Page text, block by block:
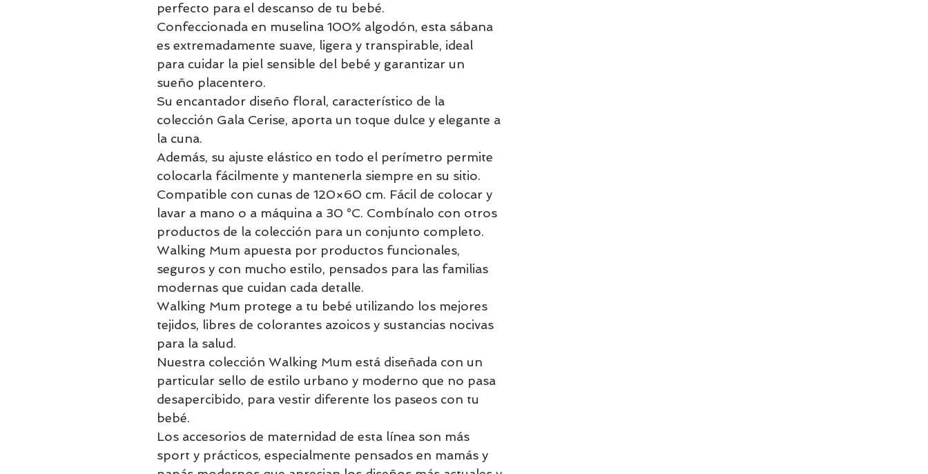
perfecto para el descanso de tu bebé.
Confeccionada en muselina 100% algodón, esta sábana
es extremadamente suave, ligera y transpirable, ideal
para cuidar la piel sensible del bebé y garantizar un
sueño placentero.
Su encantador diseño floral, característico de la
colección Gala Cerise, aporta un toque dulce y elegante a
la cuna.
Además, su ajuste elástico en todo el perímetro permite
colocarla fácilmente y mantenerla siempre en su sitio.
Compatible con cunas de 120×60 cm. Fácil de colocar y
lavar a mano o a máquina a 30 °C. Combínalo con otros
productos de la colección para un conjunto completo.
Walking Mum apuesta por productos funcionales,
seguros y con mucho estilo, pensados para las familias
modernas que cuidan cada detalle.
Walking Mum protege a tu bebé utilizando los mejores
tejidos, libres de colorantes azoicos y sustancias nocivas
para la salud.
Nuestra colección Walking Mum está diseñada con un
particular sello de estilo urbano y moderno que no pasa
desapercibido, para vestir diferente los paseos con tu
bebé.
Los accesorios de maternidad de esta línea son más
sport y prácticos, especialmente pensados en mamás y